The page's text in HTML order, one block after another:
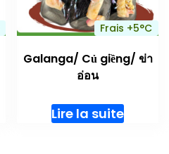
Frais +5°C
Galanga/ Củ giềng/ ข่า
อ่อน
Lire la suite